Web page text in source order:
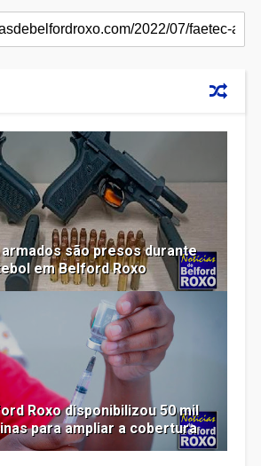
são presos durante
em Belford Roxo
Roxo disponibilizou 50 mil
para ampliar a cobertura